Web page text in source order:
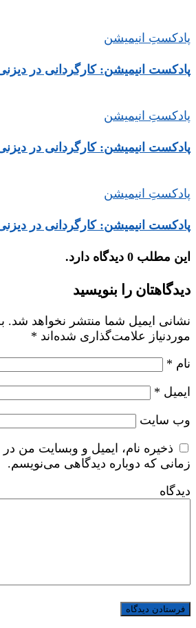
پادکستِ انیمیشن
پادکست انیمیشن: کارگردانی در
پادکستِ انیمیشن
پادکست انیمیشن: کارگردانی در
پادکستِ انیمیشن
پادکست انیمیشن: کارگردانی در
این مطلب 0 دیدگاه دارد.
دیدگاهتان را بنویسید
نشانی ایمیل شما منتشر نخواهد شد.
موردنیاز علامت‌گذاری شده‌اند *
نام *
ایمیل *
وب‌ سایت
ذخیره نام، ایمیل و وبسایت من
زمانی که دوباره دیدگاهی می‌نویسم.
دیدگاه